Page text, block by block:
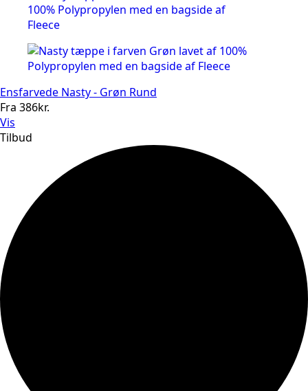
Ensfarvede Nasty - Grøn Rund
Fra 386kr.
Vis
Tilbud